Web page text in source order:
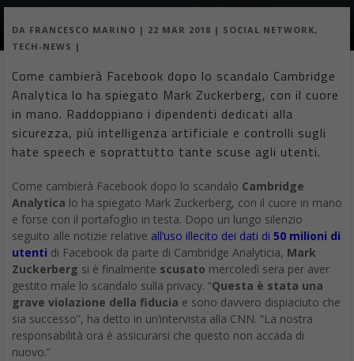
DA FRANCESCO MARINO | 22 MAR 2018 | SOCIAL NETWORK,
TECH-NEWS |
Come cambierà Facebook dopo lo scandalo Cambridge
Analytica lo ha spiegato Mark Zuckerberg, con il cuore
in mano. Raddoppiano i dipendenti dedicati alla
sicurezza, più intelligenza artificiale e controlli sugli
hate speech e soprattutto tante scuse agli utenti.
Come cambierà Facebook dopo lo scandalo Cambridge
Analytica lo ha spiegato Mark Zuckerberg, con il cuore in mano
e forse con il portafoglio in testa. Dopo un lungo silenzio
seguito alle notizie relative all’uso illecito dei dati di 50 milioni di
utenti di Facebook da parte di Cambridge Analyticia, Mark
Zuckerberg si è finalmente scusato mercoledì sera per aver
gestito male lo scandalo sulla privacy. “Questa è stata una
grave violazione della fiducia e sono davvero dispiaciuto che
sia successo”, ha detto in un’intervista alla CNN. “La nostra
responsabilità ora è assicurarsi che questo non accada di
nuovo.”